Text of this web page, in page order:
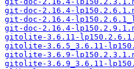
git-doc-2.16.4-
git-doc-2.16.4-
git-doc-2.16.4-
gitolite-3.6.11-
gitolite-3.6.5_3.6.11-
gitolite-3.6.9-
gitolite-3.6.9_3.6.11-